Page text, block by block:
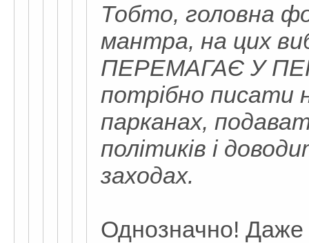
Тобто, головна
мантра, на цих
ПЕРЕМАГАЄ У
потрібно писати
парканах,
політиків і
заходах.
Однозначно! Даже